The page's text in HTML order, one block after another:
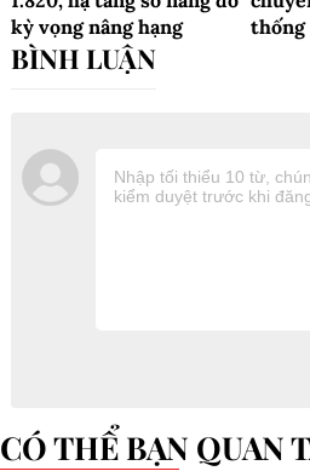
kỳ vọng nâng hạng
thống
CÓ THỂ BẠN QUAN